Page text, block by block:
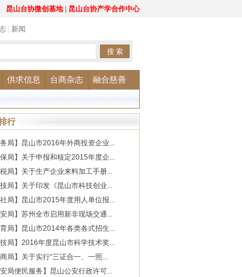
昆山台协微创基地| 昆山台协产学合作中心
新闻
供求信息 台商杂志 融合慈善
行
务局】昆山市2016年外商投资企业...
保局】关于申报和核定2015年度企...
税局】关于生产企业来料加工手册...
技局】关于印发《昆山市科技创业...
社局】昆山市2015年度用人单位报...
安局】苏州全市启用新非现场交通...
育局】昆山市2014年各类各式招生...
技局】2016年度昆山市科学技术奖...
商局】关于实行“三证合一、一照...
安局便民服务】昆山公安行政许可...